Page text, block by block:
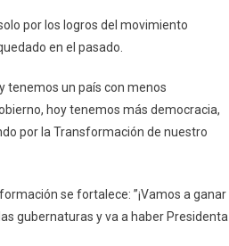
por los logros del movimiento
en el pasado.
tenemos un país con menos
hoy tenemos más democracia,
por la Transformación de nuestro
se fortalece: ”¡Vamos a ganar
gubernaturas y va a haber Presidenta